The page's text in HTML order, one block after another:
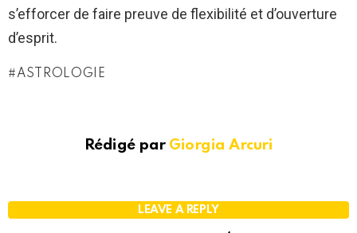
s’efforcer de faire preuve de flexibilité et d’ouverture
d’esprit.
ASTROLOGIE
Rédigé par Giorgia Arcuri
LEAVE A REPLY